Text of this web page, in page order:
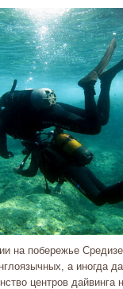
на побережье
а иногда
центров дайвинга